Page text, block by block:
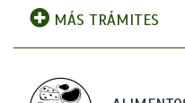
MÁS TRÁMITES